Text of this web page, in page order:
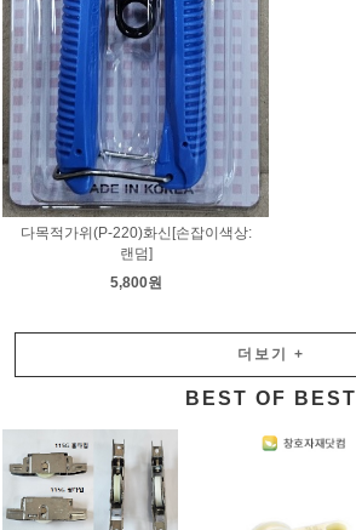
다목적가위(P-220)화신[손잡이색상:
랜덤]
5,800원
더보기 +
BEST OF BEST